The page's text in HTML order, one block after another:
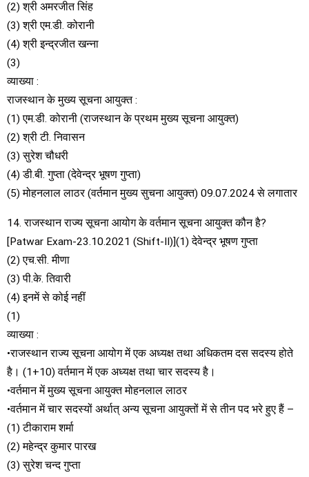
(2) श्री अमरजीत सिंह
(3) श्री एम.डी. कोरानी
(4) श्री इन्द्रजीत खन्ना
(3)
व्याख्या :
राजस्थान के मुख्य सूचना आयुक्त :
(1) एम.डी. कोरानी (राजस्थान के प्रथम मुख्य सूचना आयुक्त)
(2) श्री टी. निवासन
(3) सुरेश चौधरी
(4) डी.बी. गुप्ता (देवेन्द्र भूषण गुप्ता)
(5) मोहनलाल लाठर (वर्तमान मुख्य सुचना आयुक्त) 09.07.2024 से लगातार
14. राजस्थान राज्य सूचना आयोग के वर्तमान सूचना आयुक्त कौन है?
[Patwar Exam-23.10.2021 (Shift-II)](1) देवेन्द्र भूषण गुप्ता
(2) एच.सी. मीणा
(3) पी.के. तिवारी
(4) इनमें से कोई नहीं
(1)
व्याख्या :
•राजस्थान राज्य सूचना आयोग में एक अध्यक्ष तथा अधिकतम दस सदस्य होते
है। (1+10) वर्तमान में एक अध्यक्ष तथा चार सदस्य है।
•वर्तमान में मुख्य सूचना आयुक्त मोहनलाल लाठर
•वर्तमान में चार सदस्यों अर्थात् अन्य सूचना आयुक्तों में से तीन पद भरे हुए हैं –
(1) टीकाराम शर्मा
(2) महेन्द्र कुमार पारख
(3) सुरेश चन्द गुप्ता